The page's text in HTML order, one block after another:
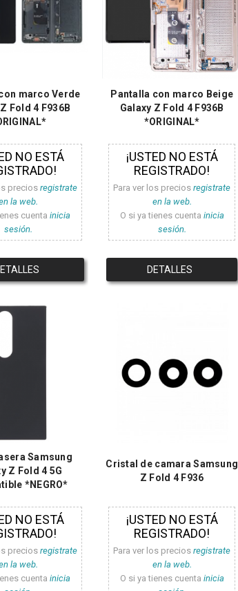
marco Verde
Fold 4 F936B
NO ESTÁ
precios registrate
la web.
cuentainicia
sesión.
Pantalla con marco Beige
Galaxy Z Fold 4 F936B
*ORIGINAL*
¡USTED NO ESTÁ
REGISTRADO!
Para ver los preciosregistrate
en la web.
O si ya tienes cuenta inicia
sesión.
DETALLES
Samsung
Z Fold 4 5G
*NEGRO*
NO ESTÁ
precios registrate
la web.
cuentainicia
Cristal de camara Samsung
Z Fold 4 F936
¡USTED NO ESTÁ
REGISTRADO!
Para ver los preciosregistrate
en la web.
O si ya tienes cuenta inicia